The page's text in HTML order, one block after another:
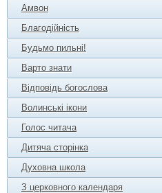
Амвон
Благодійність
Будьмо пильні!
Варто знати
Відповідь богослова
Волинські ікони
Голос читача
Дитяча сторінка
Духовна школа
З церковного календаря